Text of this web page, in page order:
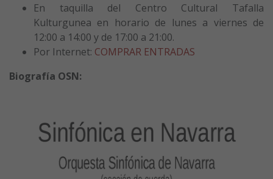
En taquilla del Centro Cultural Tafalla
Kulturgunea en horario de lunes a viernes de
12:00 a 14:00 y de 17:00 a 21:00.
Por Internet: COMPRAR ENTRADAS
Biografía OSN: